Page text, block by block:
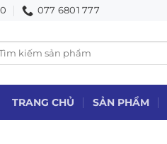
077 6801 777
TRANG CHỦ SẢN PHẨM